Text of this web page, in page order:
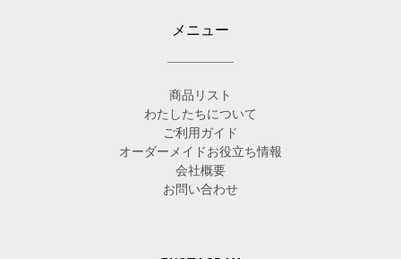
メニュー
商品リスト
わたしたちについて
ご利用ガイド
オーダーメイドお役立ち情報
会社概要
お問い合わせ